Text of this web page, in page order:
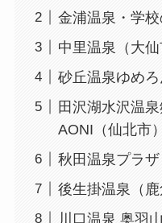
金浦温泉・学校
中里温泉（大仙
砂丘温泉ゆめろ
田沢湖水沢温
AONI（仙北市）
秋田温泉プラザ
後生掛温泉（鹿
川口温泉 奥羽